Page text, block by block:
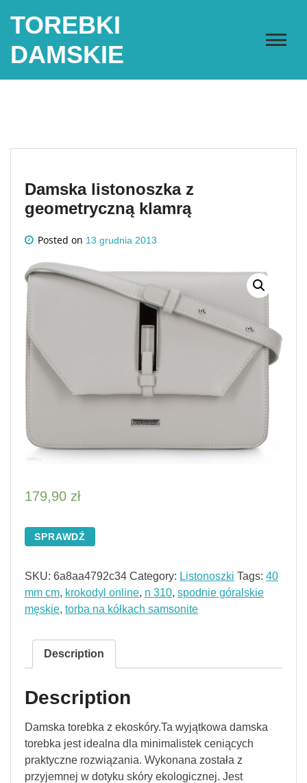
TOREBKI
DAMSKIE
Damska listonoszka z
geometryczną klamrą
Posted on 13 grudnia 2013
179,90 zł
SPRAWDŹ
SKU: 6a8aa4792c34 Category: Listonoszki Tags: 40
mm cm, krokodyl online, n 310, spodnie góralskie
męskie, torba na kółkach samsonite
Description
Description
Damska torebka z ekoskóry.Ta wyjątkowa damska
torebka jest idealna dla minimalistek ceniących
praktyczne rozwiązania. Wykonana została z
przyjemnej w dotyku skóry ekologicznej. Jest